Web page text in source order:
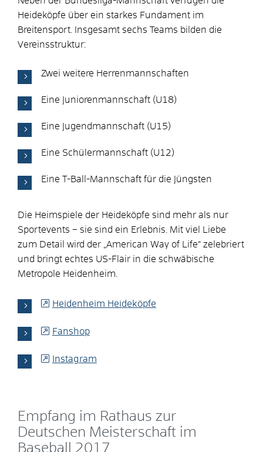
Heideköpfe über ein starkes Fundament im
Breitensport. Insgesamt sechs Teams bilden die
Vereinsstruktur:
Zwei weitere Herrenmannschaften
Eine Juniorenmannschaft (U18)
Eine Jugendmannschaft (U15)
Eine Schülermannschaft (U12)
Eine T-Ball-Mannschaft für die Jüngsten
Die Heimspiele der Heideköpfe sind mehr als nur
Sportevents – sie sind ein Erlebnis. Mit viel Liebe
zum Detail wird der „American Way of Life“ zelebriert
und bringt echtes US-Flair in die schwäbische
Metropole Heidenheim.
Heidenheim Heideköpfe
Fanshop
Instagram
Empfang im Rathaus zur
Deutschen Meisterschaft im
Baseball 2017